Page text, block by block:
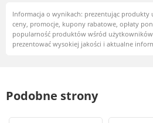
Informacja o wynikach: prezentując produkty
ceny, promocje, kupony rabatowe, opłaty
popularność produktów wśród
prezentować wysokiej jakości i aktualne
Podobne strony